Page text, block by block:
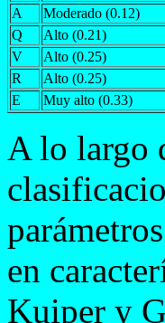
A
Moderado (0.12)
Q
Alto (0.21)
V
Alto (0.25)
R
Alto (0.25)
E
Muy alto (0.33)
A lo largo
en
Kuiper y